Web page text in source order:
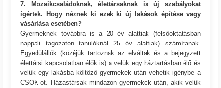
7. Mozaikcsaládoknak, élettársaknak is új szabályokat
ígértek. Hogy néznek ki ezek ki új lakások építése vagy
vásárlása esetében?
Gyermeknek továbbra is a 20 év alattiak (felsőoktatásban
nappali tagozaton tanulóknál 25 év alattiak) számítanak.
Egyedülállók (közéjük tartoznak az elváltak és a bejegyzett
élettársi kapcsolatban élők is) a velük egy háztartásban élő és
velük egy lakásba költöző gyermekek után vehetik igénybe a
CSOK-ot. Házastársak mindazon gyermekek után, akik velük